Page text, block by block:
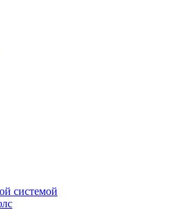
системой